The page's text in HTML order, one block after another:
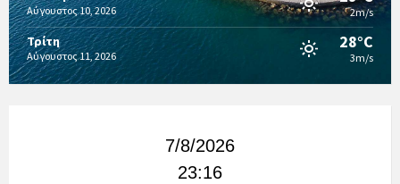
Αύγουστος 10, 2026 2m/s
Τρίτη
Αύγουστος 11, 2026
28°C
3m/s
7/8/2026
23:16